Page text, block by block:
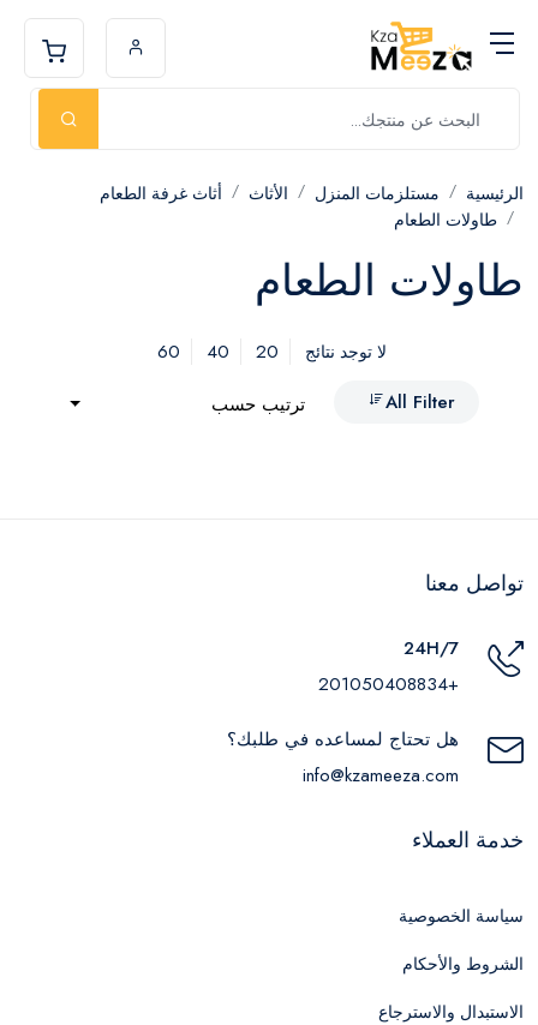
الرئيسية مستلزمات المنزل الأثاث
أثاث غرفة الطعام
طاولات الطعام
طاولات الطعام
لا توجد نتائج 20
40
60
All Filter
ترتيب حسب
تواصل معنا
24H/7
+201050408834
هل تحتاج لمساعده في طلبك؟
info@kzameeza.com
خدمة العملاء
سياسة الخصوصية
الشروط والأحكام
الاستبدال والاسترجاع